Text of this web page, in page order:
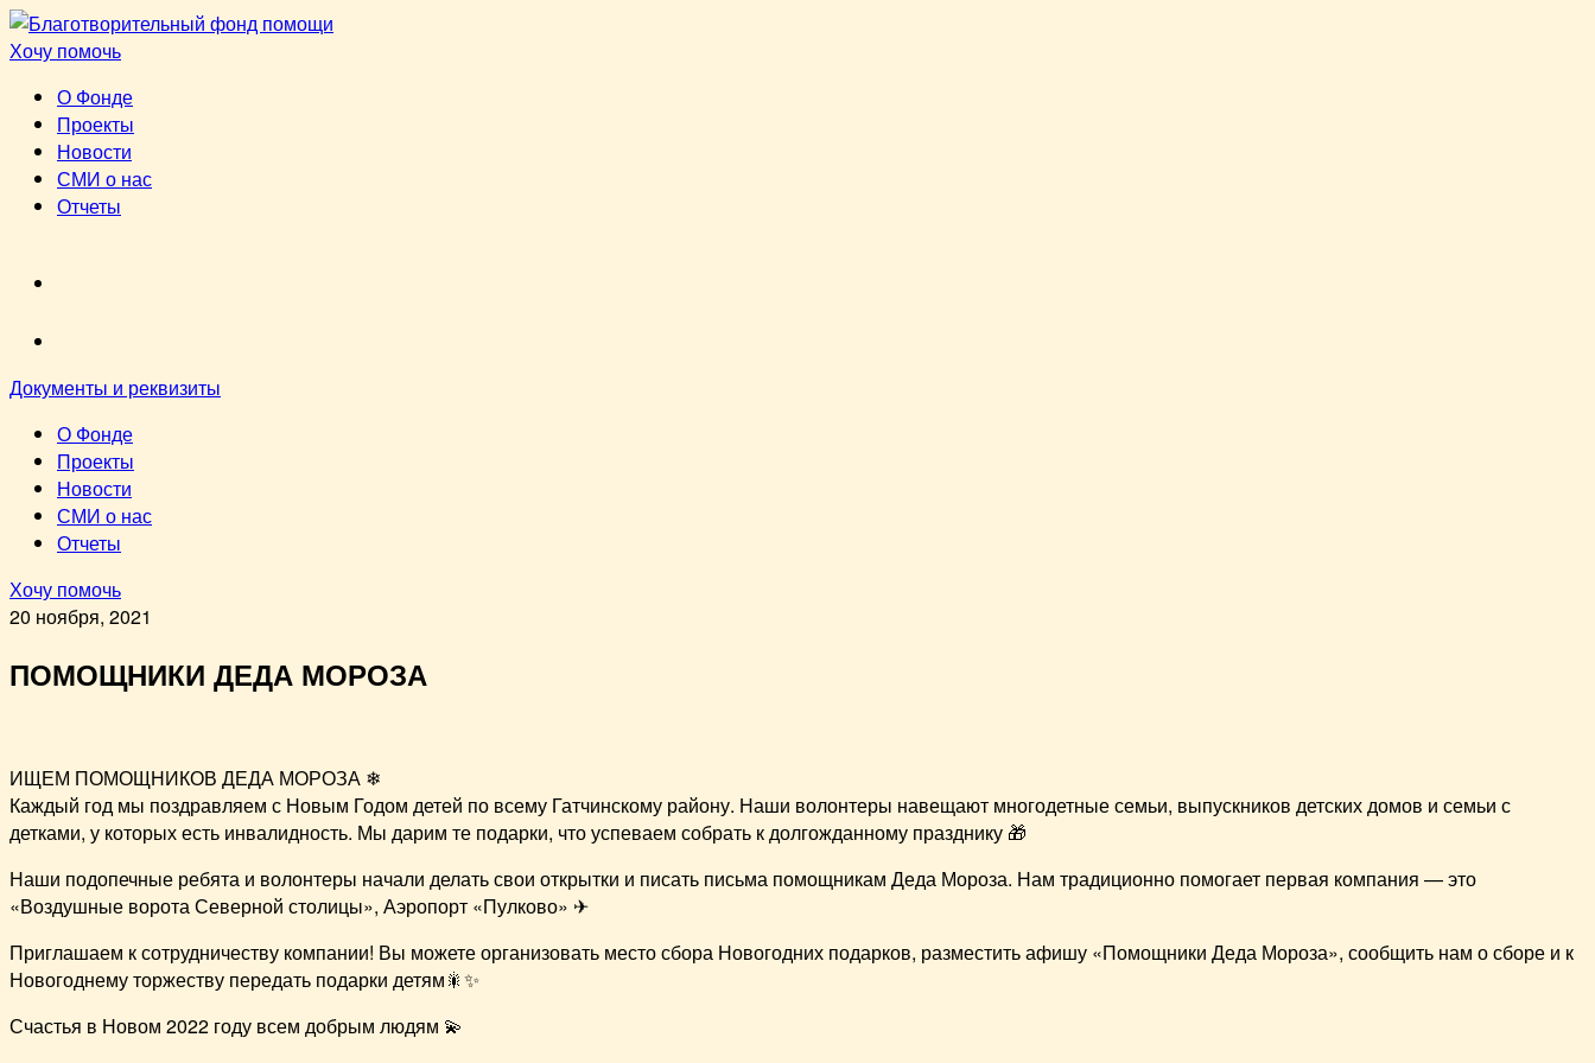
Перейти
к
Хочу помочь
О Фонде
Проекты
Новости
СМИ о нас
Отчеты
Документы и реквизиты
О Фонде
Проекты
Новости
СМИ о нас
Отчеты
Хочу помочь
20 ноября, 2021
ПОМОЩНИКИ ДЕДА МОРОЗА
ИЩЕМ ПОМОЩНИКОВ ДЕДА МОРОЗА ❄
Каждый год мы поздравляем с Новым Годом детей по всему Гатчинскому району. Наши волонтеры навещают многодетные семьи, выпускников детских домов и семьи с
детками, у которых есть инвалидность. Мы дарим те подарки, что успеваем собрать к долгожданному празднику 🎁
Наши подопечные ребята и волонтеры начали делать свои открытки и писать письма помощникам Деда Мороза. Нам традиционно помогает первая компания — это
«Воздушные ворота Северной столицы», Аэропорт «Пулково» ✈
Приглашаем к сотрудничеству компании! Вы можете организовать место сбора Новогодних подарков, разместить афишу «Помощники Деда Мороза», сообщить нам о сборе и к
Новогоднему торжеству передать подарки детям🎇✨
Счастья в Новом 2022 году всем добрым людям 💫